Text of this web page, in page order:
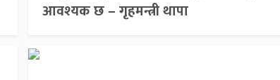
आवश्यक छ – गृहमन्त्री थापा